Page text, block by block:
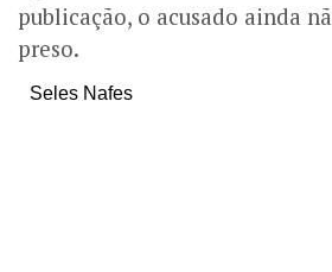
publicação, o acusado ainda
preso.
Seles Nafes